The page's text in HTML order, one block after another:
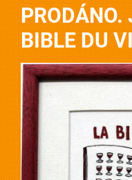
BIBLE DU